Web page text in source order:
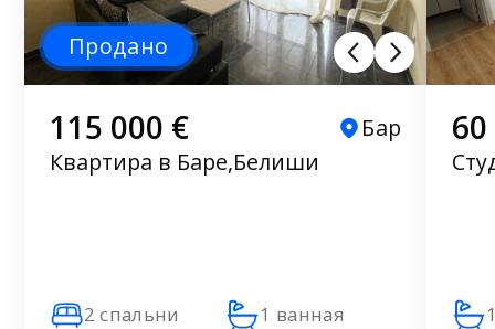
Продано
115 000 €
Бар
Квартира в Баре,Белиши
2 спальни
1 ванная